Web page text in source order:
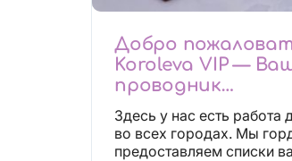
Добро
Koroleva VIP —
проводник
вакансий!
Здесь у нас есть работа
во всех городах. Мы
предоставляем списки